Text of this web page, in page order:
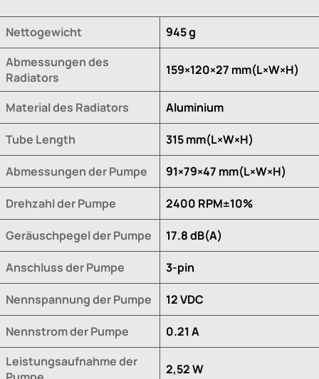
Nettogewicht
945 g
Abmessungen des
Radiators
159×120×27 mm(L×W×H)
Material des Radiators Aluminium
Tube Length 315 mm(L×W×H)
Abmessungen der Pumpe 91×79×47 mm(L×W×H)
Drehzahl der Pumpe 2400 RPM±10%
Geräuschpegel der Pumpe 17.8 dB(A)
Anschluss der Pumpe 3-pin
Nennspannung der Pumpe 12 VDC
Nennstrom der Pumpe
0.21 A
Leistungsaufnahme der
2,52 W